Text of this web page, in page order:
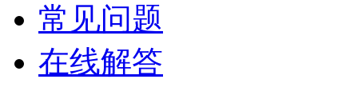
常见问题
在线解答